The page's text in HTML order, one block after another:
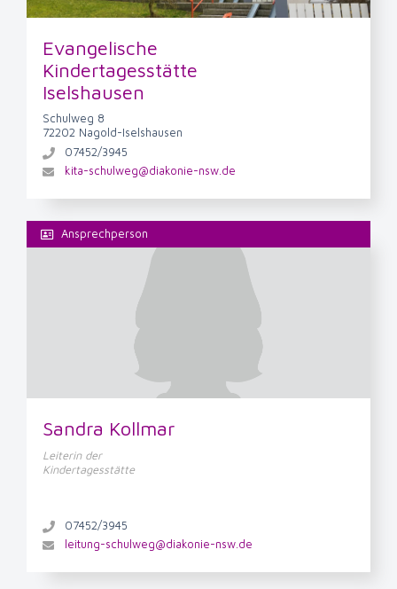
Evangelische
Kindertagesstätte
Iselshausen
Schulweg 8
72202 Nagold-Iselshausen
07452/3945
kita-schulweg@diakonie-nsw.de
Ansprechperson
Sandra Kollmar
Leiterin der
Kindertagesstätte
07452/3945
leitung-schulweg@diakonie-nsw.de